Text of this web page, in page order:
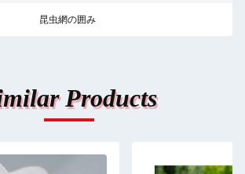
昆虫網の囲み
Products